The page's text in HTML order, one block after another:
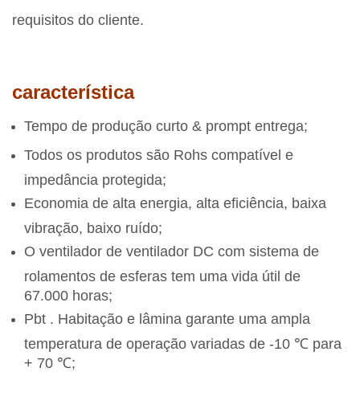
requisitos do cliente.
característica
Tempo de produção curto & prompt entrega;
Todos os produtos são Rohs compatível e
impedância protegida;
Economia de alta energia, alta eficiência, baixa
vibração, baixo ruído;
O ventilador de ventilador DC com sistema de
rolamentos de esferas tem uma vida útil de
67.000 horas;
Pbt . Habitação e lâmina garante uma ampla
temperatura de operação variadas de -10 ℃ para
+ 70 ℃;